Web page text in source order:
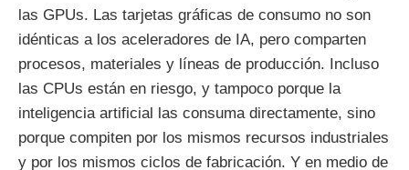
las GPUs. Las tarjetas gráficas de consumo no son
idénticas a los aceleradores de IA, pero comparten
procesos, materiales y líneas de producción. Incluso
las CPUs están en riesgo, y tampoco porque la
inteligencia artificial las consuma directamente, sino
porque compiten por los mismos recursos industriales
y por los mismos ciclos de fabricación. Y en medio de